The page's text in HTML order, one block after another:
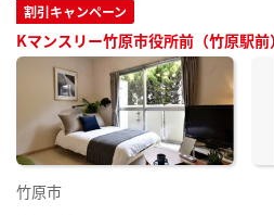
割引キャンペーン
Kマンスリー竹原市役所前（竹原駅
竹原市